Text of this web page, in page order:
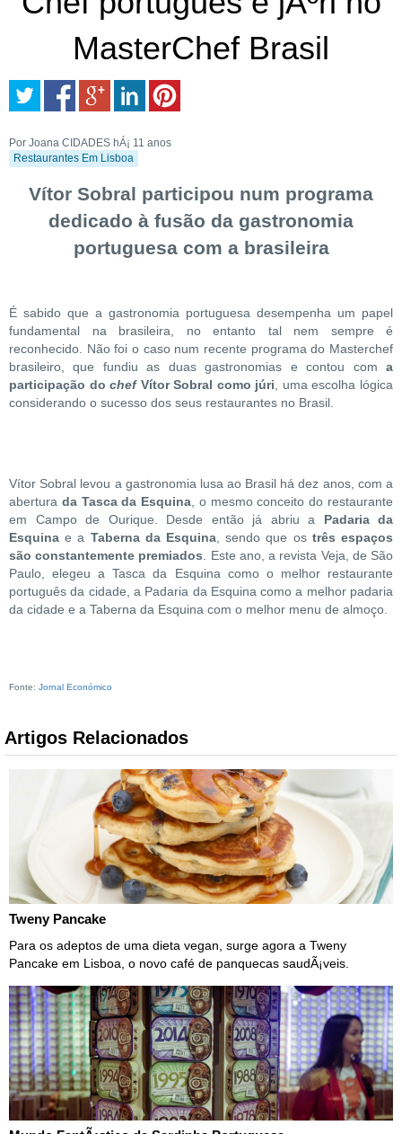
MasterChef Brasil
Por Joana CIDADES hÁ¡ 11 anos
Restaurantes Em Lisboa
Vítor Sobral participou num programa
dedicado à fusão da gastronomia
portuguesa com a brasileira
É sabido que a gastronomia portuguesa desempenha um papel
fundamental na brasileira, no entanto tal nem sempre é
reconhecido. Não foi o caso num recente programa do Masterchef
brasileiro, que fundiu as duas gastronomias e contou com a
participação dochef Vítor Sobral como júri , uma escolha lógica
considerando o sucesso dos seus restaurantes no Brasil.
Vítor Sobral levou a gastronomia lusa ao Brasil há dez anos, com a
abertura da Tasca da Esquina , o mesmo conceito do restaurante
em Campo de Ourique. Desde então já abriu a Padaria da
Esquina e a Taberna da Esquina , sendo que os três espaços
são constantemente premiados . Este ano, a revista Veja, de São
Paulo, elegeu a Tasca da Esquina como o melhor restaurante
português da cidade, a Padaria da Esquina como a melhor padaria
da cidade e a Taberna da Esquina com o melhor menu de almoço.
Fonte: Jornal Económico
Artigos Relacionados
Tweny Pancake
Para os adeptos de uma dieta vegan, surge agora a Tweny
Pancake em Lisboa, o novo café de panquecas saudÃ¡veis.